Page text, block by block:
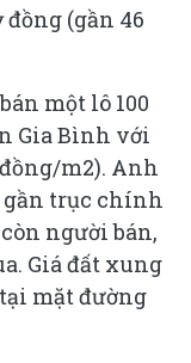
(gần 46
một lô 100
Gia Bình với
m2). Anh
gần trục chính
người bán,
Giá đất xung
mặt đường